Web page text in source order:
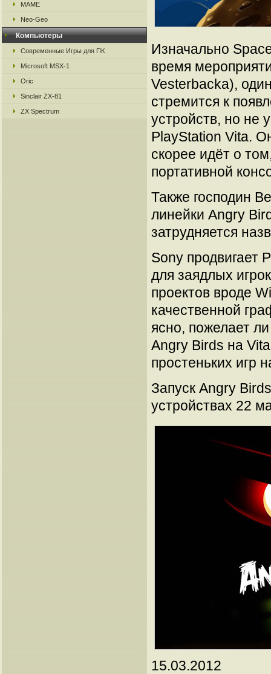
MAME
Neo-Geo
Компьютеры
Современные Игры для ПК
Microsoft MSX-1
Oric
Sinclair ZX-81
ZX Spectrum
Изначально
время
Vesterbacka),
стремится к
устройств, но не
PlayStation Vita.
скорее идёт о
портативной
Также господин
линейки Angry
затрудняется
Sony продвигает
для заядлых
проектов вроде
качественной
ясно, пожелает
Angry Birds на
простеньких игр
Запуск Angry
устройствах 22
15.03.2012